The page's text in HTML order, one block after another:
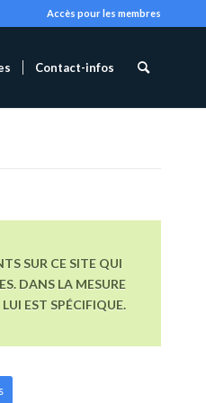
Accès pour les membres
Contact-infos
SUR CE SITE QUI
DANS LA MESURE
EST SPÉCIFIQUE.